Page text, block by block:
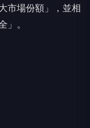
市場份額」，並相
」。